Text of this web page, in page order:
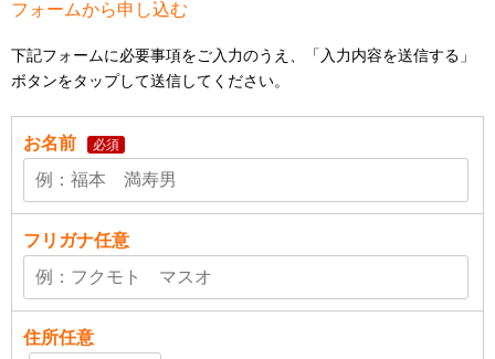
フォームから申し込む
下記フォームに必要事項をご入力のうえ、「入力内容を送信する」
ボタンをタップして送信してください。
お名前 必須
フリガナ任意
住所任意